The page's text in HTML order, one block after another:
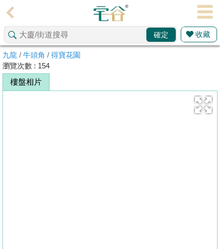
理
主
頁
搵
樓/
確定 收藏
九龍 / 牛頭角 / 得寶花園
瀏覽次數 : 154
樓盤相片